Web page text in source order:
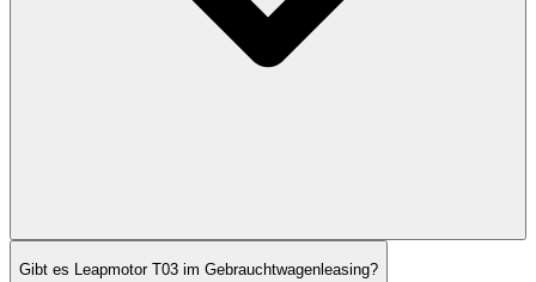
Gibt es Leapmotor T03 im Gebrauchtwagenleasing?